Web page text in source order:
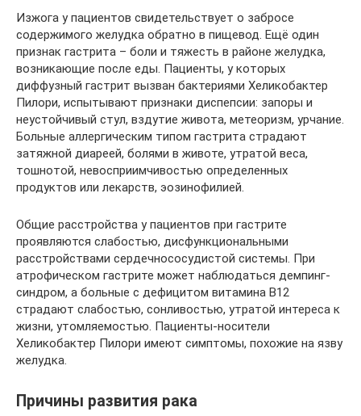
Изжога у пациентов свидетельствует о забросе
содержимого желудка обратно в пищевод. Ещё один
признак гастрита – боли и тяжесть в районе желудка,
возникающие после еды. Пациенты, у которых
диффузный гастрит вызван бактериями Хеликобактер
Пилори, испытывают признаки диспепсии: запоры и
неустойчивый стул, вздутие живота, метеоризм, урчание.
Больные аллергическим типом гастрита страдают
затяжной диареей, болями в животе, утратой веса,
тошнотой, невосприимчивостью определенных
продуктов или лекарств, эозинофилией.
Общие расстройства у пациентов при гастрите
проявляются слабостью, дисфункциональными
расстройствами сердечнососудистой системы. При
атрофическом гастрите может наблюдаться демпинг-
синдром, а больные с дефицитом витамина B12
страдают слабостью, сонливостью, утратой интереса к
жизни, утомляемостью. Пациенты-носители
Хеликобактер Пилори имеют симптомы, похожие на язву
желудка.
Причины развития рака